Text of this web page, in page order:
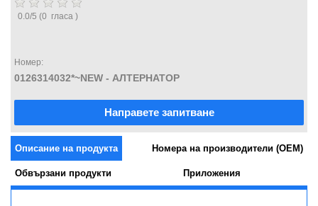
0.0/5 (0 гласа )
Номер:
0126314032*~NEW - АЛТЕРНАТОР
Направете запитване
Описание на продукта Номера на производители (OEM)
Обвързани продукти Приложения